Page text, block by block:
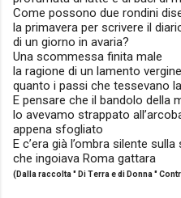
Come possono due rondini
la primavera per scrivere il
di un giorno in avaria?
Una scommessa finita male
la ragione di un lamento vergine
quanto i passi che tessevano
E pensare che il bandolo della
lo avevamo strappato
appena sfogliato
E c’era già l’ombra silente
che ingoiava Roma gattara
(Dallaraccolta " Di Terra e di Donna "